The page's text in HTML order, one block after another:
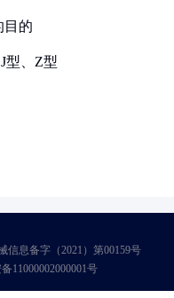
目的
型、Z型
息备字（2021）第00159号
11000002000001号